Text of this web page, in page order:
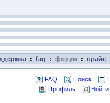
: faq : форум : прайс
FAQ Поиск
Профиль